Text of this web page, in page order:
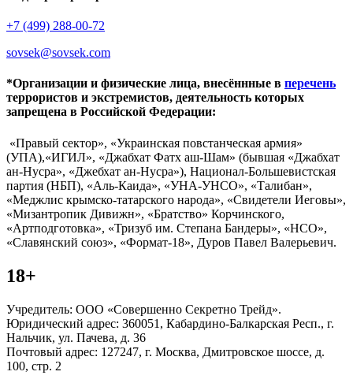
+7 (499) 288-00-72
sovsek@sovsek.com
*Организации и физические лица, внесённные в перечень
террористов и экстремистов, деятельность которых
запрещена в Российской Федерации:
«Правый сектор», «Украинская повстанческая армия»
(УПА),«ИГИЛ», «Джабхат Фатх аш-Шам» (бывшая «Джабхат
ан-Нусра», «Джебхат ан-Нусра»), Национал-Большевистская
партия (НБП), «Аль-Каида», «УНА-УНСО», «Талибан»,
«Меджлис крымско-татарского народа», «Свидетели Иеговы»,
«Мизантропик Дивижн», «Братство» Корчинского,
«Артподготовка», «Тризуб им. Степана Бандеры», «НСО»,
«Славянский союз», «Формат-18», Дуров Павел Валерьевич.
18+
Учредитель: ООО «Совершенно Секретно Трейд».
Юридический адрес: 360051, Кабардино-Балкарская Респ., г.
Нальчик, ул. Пачева, д. 36
Почтовый адрес: 127247, г. Москва, Дмитровское шоссе, д.
100, стр. 2